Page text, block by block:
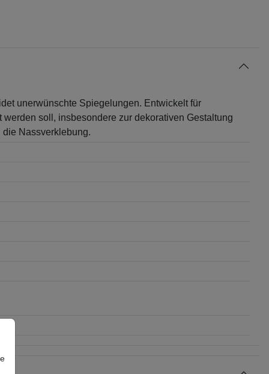
unerwünschte Spiegelungen. Entwickelt für
soll, insbesondere zur dekorativen Gestaltung
Nassverklebung.